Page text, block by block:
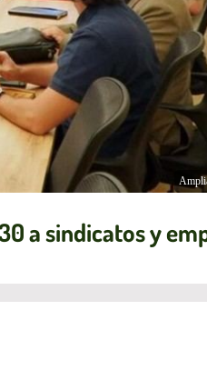
a sindicatos y